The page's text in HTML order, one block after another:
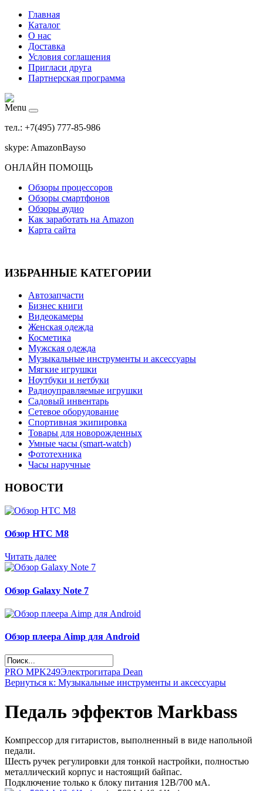
Главная
Каталог
О нас
Доставка
Условия соглашения
Пригласи друга
Партнерская программа
Menu
тел.: +7(495) 777-85-986
skype: AmazonBayso
ОНЛАЙН ПОМОЩЬ
Обзоры процессоров
Обзоры смартфонов
Обзоры аудио
Как заработать на Amazon
Карта сайта
ИЗБРАННЫЕ КАТЕГОРИИ
Автозапчасти
Бизнес книги
Видеокамеры
Женская одежда
Косметика
Мужская одежда
Музыкальные инструменты и аксессуары
Мягкие игрушки
Ноутбуки и нетбуки
Радиоуправляемые игрушки
Садовый инвентарь
Сетевое оборудование
Спортивная экипировка
Товары для новорожденных
Умные часы (smart-watch)
Фототехника
Часы наручные
НОВОСТИ
Обзор НТС М8
Читать далее
Обзор Galaxy Note 7
Обзор плеера Aimp для Android
PRO MPK249Электрогитара Dean
Вернуться к: Музыкальные инструменты и аксессуары
Педаль эффектов Markbass
Компрессор для гитаристов, выполненный в виде напольной
педали.
Шесть ручек регулировки для тонкой настройки, полностью
металлический корпус и настоящий байпас.
Подключение только к блоку питания 12В/700 мА.